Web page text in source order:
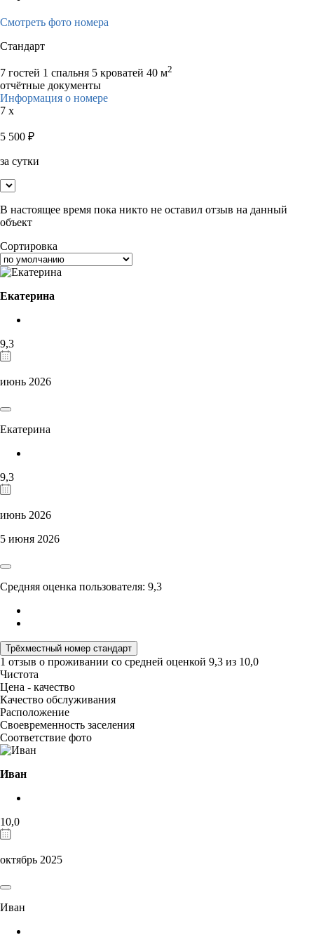
Смотреть фото номера
Стандарт
7 гостей 1 спальня 5 кроватей 40 м2
отчётные документы
Информация о номере
7 x
5 500 ₽
за сутки
В настоящее время пока никто не оставил отзыв на данный
объект
Сортировка
Екатерина
9,3
июнь 2026
Екатерина
9,3
июнь 2026
5 июня 2026
Средняя оценка пользователя: 9,3
Трёхместный номер стандарт
1 отзыв о проживании со средней оценкой 9,3 из 10,0
Чистота
Цена - качество
Качество обслуживания
Расположение
Своевременность заселения
Соответствие фото
Иван
10,0
октябрь 2025
Иван